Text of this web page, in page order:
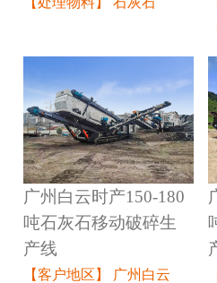
广州白云时产150-180
吨石灰石移动破碎生
产线
【客户地区】 广州白云